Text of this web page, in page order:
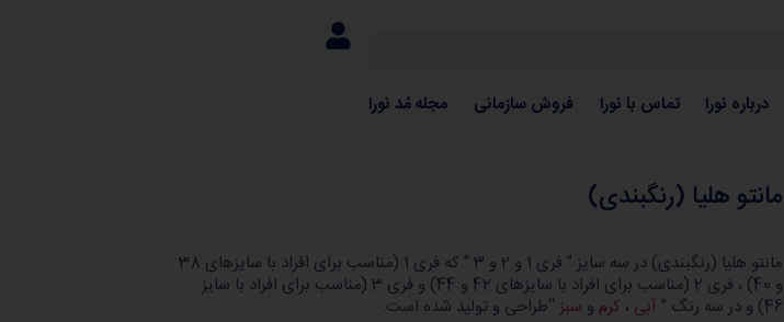
درباره نورا تماس با نورا فروش سازمانی مجله مُد نورا
مانتو هلیا (رنگبندی)
مانتو هلیا (رنگبندی) در سه سایز ” فری 1 و 2 و 3 ” که فری 1 (مناسب برای افراد با سایزهای 38
و 40) ، فری 2 (مناسب برای افراد با سایزهای 42 و 44) و فری 3 (مناسب برای افراد با سایز
46) و در سه رنگ ”
آبی ، کرم و سبز “طراحی و تولید شده است.